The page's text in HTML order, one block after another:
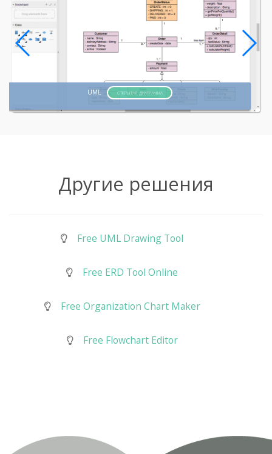
UML ОТКРЫТАЯ ДИАГРАММА
Другие решения
Free UML Drawing Tool
Free ERD Tool Online
Free Organization Chart Maker
Free Flowchart Editor